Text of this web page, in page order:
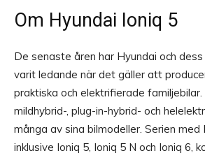
Om Hyundai Ioniq 5
De senaste åren har Hyundai och
varit ledande när det gäller att
praktiska och elektrifierade
mildhybrid-, plug-in-hybrid- och
många av sina bilmodeller. Serien med
inklusive Ioniq 5, Ioniq 5 N och Ioniq 6,